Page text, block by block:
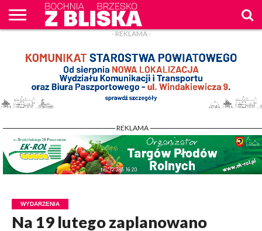
WPROST
REKLAM
- REKLAMA -
- REKLAMA -
WYDARZENIA
Na 19 lutego zaplanowano